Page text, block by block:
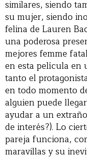
similares, siendo
su mujer, siendo
felina de Lauren
una poderosa
mejores femme
en esta película en
tanto el
en todo momento
alguien puede
ayudar a un
de interés?). Lo
pareja funciona,
maravillas y su